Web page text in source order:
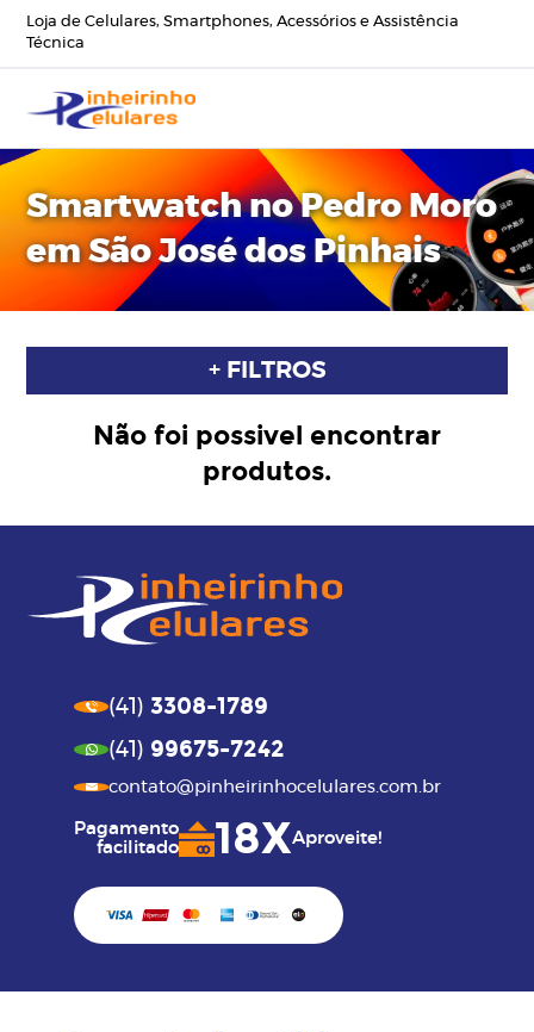
Loja de Celulares, Smartphones, Acessórios e Assistência
Técnica
Smartwatch no Pedro Moro
em São José dos Pinhais
+ FILTROS
Não foi possivel encontrar
produtos.
(41) 3308-1789
(41) 99675-7242
contato@pinheirinhocelulares.com.br
Pagamento
facilitado
18XAproveite!